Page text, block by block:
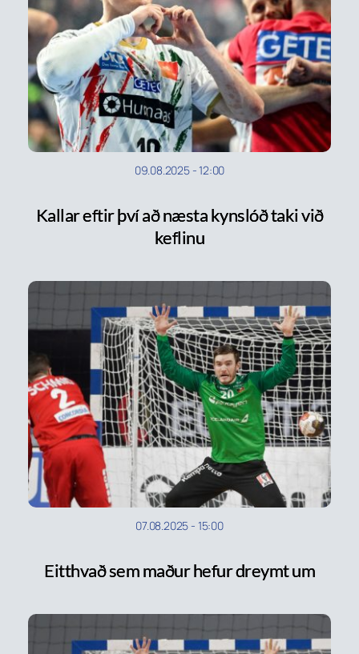
09.08.2025-12:00
Kallar eftir því að næsta kynslóð taki við
keflinu
07.08.2025 - 15:00
Eitthvað sem maður hefur dreymt um